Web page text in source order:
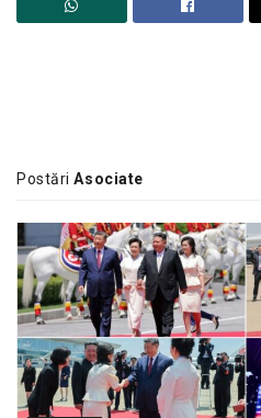
PostăriAsociate